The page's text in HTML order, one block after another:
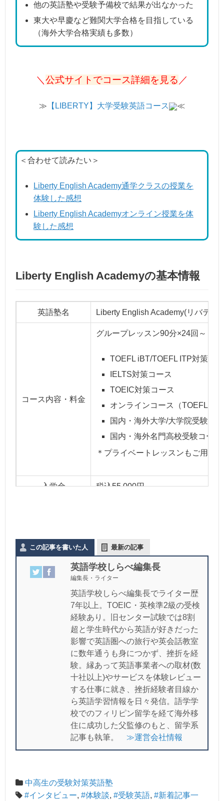
他の英語塾や受験予備校で結果が出なかった
東大や早慶など難関大学合格を目指している
（海外大学合格実績も多数）
＼ 公式サイトでコース詳細を見る ／
≫ 【LIBERTY】大学受験英語コース ≪
＜合わせて読みたい＞
Liberty English Academy通学クラスの授業を
体験した感想
Liberty English Academyオンライン授業を体
験した感想
Liberty English Academyの基本情報
英語塾名 Liberty English Academy(リバティ
コース内容・料金
グループレッスン90分×24回～：
TOEFL iBT/TOEFL ITP対策コ
IELTS対策コース
TOEIC対策コース
オンラインコース（TOEFL・
国内・海外大学/大学院受験コ
国内・海外名門高校受験コース
＊プライベートレッスンもご用意
入学金 税込55,000円
火曜日：休講
水曜日：17:00-18:30 19:30-
木曜日：休講
金曜日：17:00-18:30 19:30-21:00
土曜日：13:00-14:30 15:00-
日曜日：休講
〈オンラインレッスンの場合 〉
月曜・火曜・水曜・金曜日：
土曜日：13:00-翌23:59
＊2022年6月現在のカレンダーです
〒108-0014 東京都港区芝5-13-14
・都営地下鉄 赤羽橋駅より徒歩7分
この記事を書いた人 最新の記事
英語学校しらべ編集長
編集長・ライター
英語学校しらべ編集長でライター歴
7年以上。TOEIC・英検準2級の受検
経験あり。旧センター試験では8割
超と学生時代から英語が好きだった
影響で英語圏への旅行や英会話教室
に数年通うも身につかず、挫折を経
験。縁あって英語事業者への取材(数
十社以上)やサービスを体験レビュー
する仕事に就き、挫折経験者目線か
ら英語学習情報を日々発信。語学学
校でのフィリピン留学を経て海外移
住に成功した父監修のもと、留学系
記事も執筆。 ≫運営会社情報
中高生の受験対策英語塾
#インタビュー, #体験談, #受験英語, #新着記事一